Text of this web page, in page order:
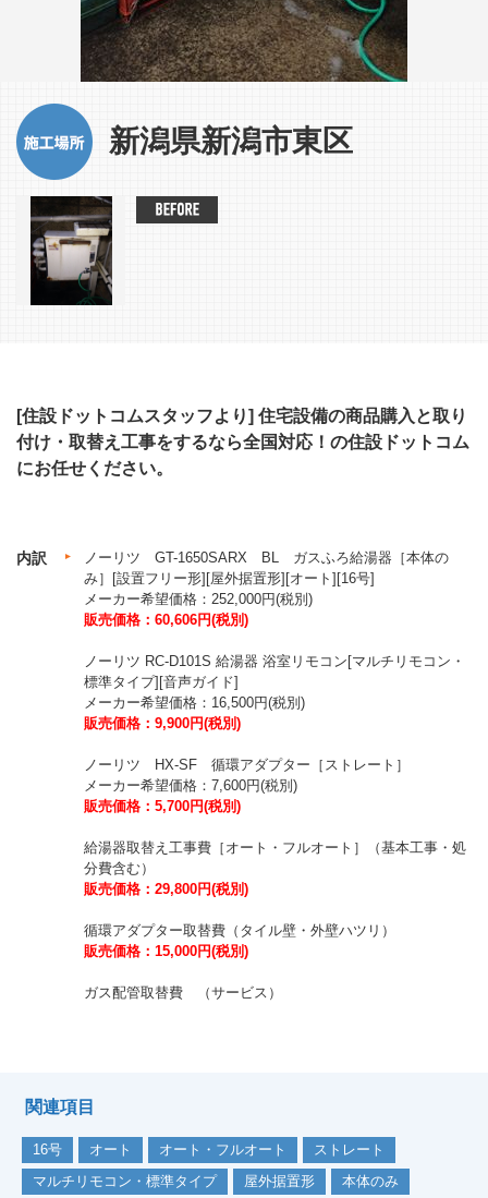
新潟県新潟市東区
[住設ドットコムスタッフより] 住宅設備の商品購入と取り
付け・取替え工事をするなら全国対応！の住設ドットコム
にお任せください。
内訳
ノーリツ GT-1650SARX BL ガスふろ給湯器［本体の
み］[設置フリー形][屋外据置形][オート][16号]
メーカー希望価格：252,000円(税別)
販売価格：60,606円(税別)
ノーリツ RC-D101S 給湯器 浴室リモコン[マルチリモコン・
標準タイプ][音声ガイド]
メーカー希望価格：16,500円(税別)
販売価格：9,900円(税別)
ノーリツ HX-SF 循環アダプター［ストレート］
メーカー希望価格：7,600円(税別)
販売価格：5,700円(税別)
給湯器取替え工事費［オート・フルオート］（基本工事・処
分費含む）
販売価格：29,800円(税別)
循環アダプター取替費（タイル壁・外壁ハツリ）
販売価格：15,000円(税別)
ガス配管取替費 （サービス）
関連項目
16号 オート オート・フルオート
ストレート
マルチリモコン・標準タイプ
屋外据置形
本体のみ